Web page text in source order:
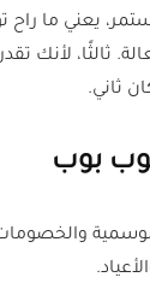
يعني ما
ثالثًا، لأنك
ثاني.
بوب
والخصومات